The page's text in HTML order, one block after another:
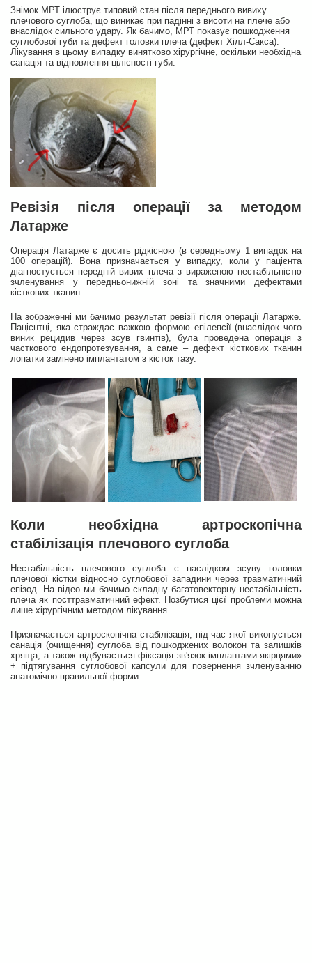
Знімок МРТ ілюструє типовий стан після переднього вивиху
плечового суглоба, що виникає при падінні з висоти на плече або
внаслідок сильного удару. Як бачимо, МРТ показує пошкодження
суглобової губи та дефект головки плеча (дефект Хілл-Сакса).
Лікування в цьому випадку винятково хірургічне, оскільки необхідна
санація та відновлення цілісності губи.
Ревізія після операції за методом
Латарже
Операція Латарже є досить рідкісною (в середньому 1 випадок на
100 операцій). Вона призначається у випадку, коли у пацієнта
діагностується передній вивих плеча з вираженою нестабільністю
зчленування у передньонижній зоні та значними дефектами
кісткових тканин.
На зображенні ми бачимо результат ревізії після операції Латарже.
Пацієнтці, яка страждає важкою формою епілепсії (внаслідок чого
виник рецидив через зсув гвинтів), була проведена операція з
часткового ендопротезування, а саме – дефект кісткових тканин
лопатки замінено імплантатом з кісток тазу.
Коли необхідна артроскопічна
стабілізація плечового суглоба
Нестабільність плечового суглоба є наслідком зсуву головки
плечової кістки відносно суглобової западини через травматичний
епізод. На відео ми бачимо складну багатовекторну нестабільність
плеча як посттравматичний ефект. Позбутися цієї проблеми можна
лише хірургічним методом лікування.
Призначається артроскопічна стабілізація, під час якої виконується
санація (очищення) суглоба від пошкоджених волокон та залишків
хряща, а також відбувається фіксація зв'язок імплантами-якірцями»
+ підтягування суглобової капсули для повернення зчленуванню
анатомічно правильної форми.